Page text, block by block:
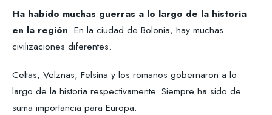
Ha habido muchas guerras a lo largo de la historia
en la región. En la ciudad de Bolonia, hay muchas
civilizaciones diferentes.
Celtas, Velznas, Felsina y los romanos gobernaron a lo
largo de la historia respectivamente. Siempre ha sido de
suma importancia para Europa.